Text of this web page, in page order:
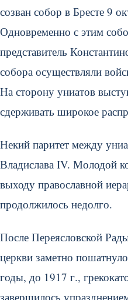
созван собор в Бресте 9
Одновременно с этим
представитель
собора осуществляли
На сторону униатов
сдерживать широкое
Некий паритет между
Владислава IV. Молодой
выходу православной
продолжилось недолго.
После Переясловской
церкви заметно
годы, до 1917 г.,
завершилось